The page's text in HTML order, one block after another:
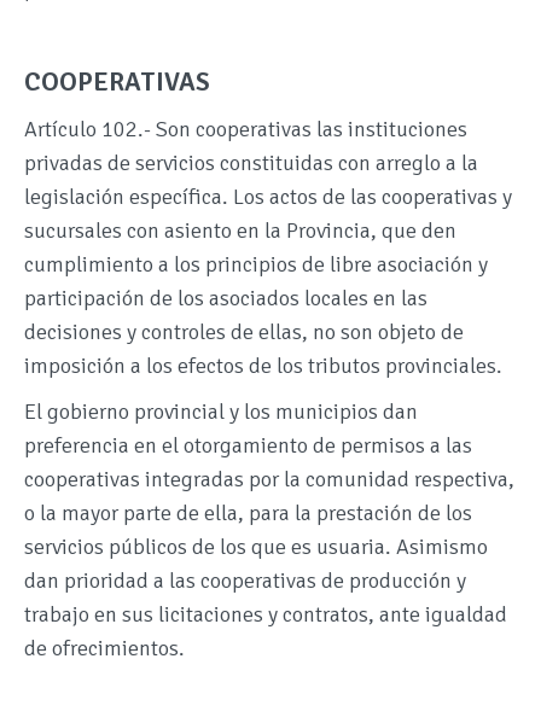
COOPERATIVAS
Artículo 102.- Son cooperativas las instituciones
privadas de servicios constituidas con arreglo a la
legislación específica. Los actos de las cooperativas y
sucursales con asiento en la Provincia, que den
cumplimiento a los principios de libre asociación y
participación de los asociados locales en las
decisiones y controles de ellas, no son objeto de
imposición a los efectos de los tributos provinciales.
El gobierno provincial y los municipios dan
preferencia en el otorgamiento de permisos a las
cooperativas integradas por la comunidad respectiva,
o la mayor parte de ella, para la prestación de los
servicios públicos de los que es usuaria. Asimismo
dan prioridad a las cooperativas de producción y
trabajo en sus licitaciones y contratos, ante igualdad
de ofrecimientos.